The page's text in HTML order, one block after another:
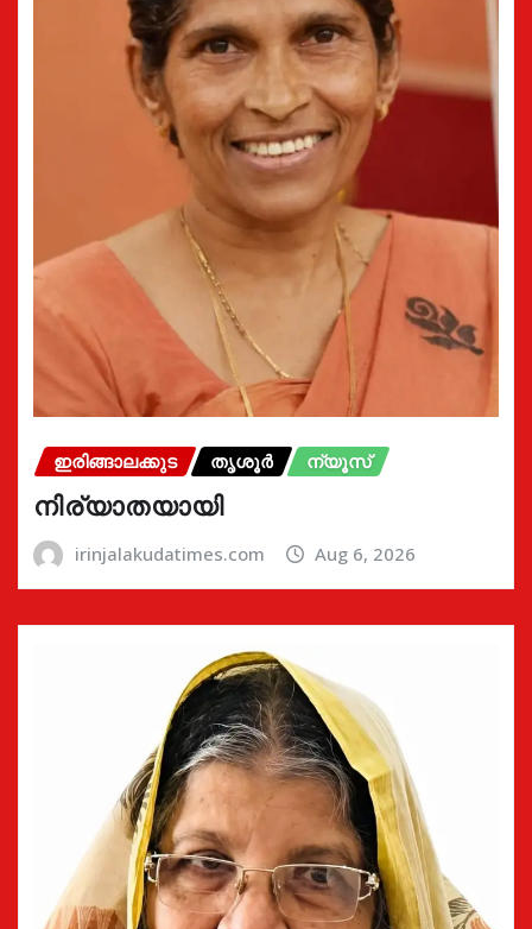
ഇരിങ്ങാലക്കുട തൃശൂർ ന്യൂസ്
നിര്യാതയായി
irinjalakudatimes.com Aug 6, 2026